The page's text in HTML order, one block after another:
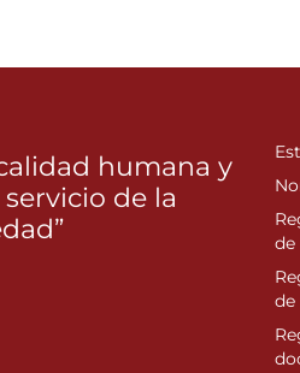
humana y
de la
de
de